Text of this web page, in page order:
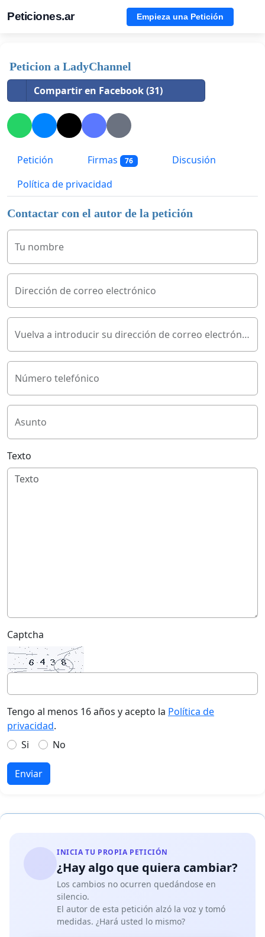
Peticiones.ar Empieza una Petición
Peticion a LadyChannel
Compartir en Facebook (31)
Petición Firmas 76
Discusión
Política de privacidad
Contactar con el autor de la petición
Tu nombre
Dirección de correo electrónico
Vuelva a introducir su dirección de correo electrónico
Número telefónico
Asunto
Texto
Captcha
Tengo al menos 16 años y acepto la Política de
privacidad.
Si
No
Enviar
INICIA TU PROPIA PETICIÓN
¿Hay algo que quiera cambiar?
Los cambios no ocurren quedándose en
silencio.
El autor de esta petición alzó la voz y tomó
medidas. ¿Hará usted lo mismo?